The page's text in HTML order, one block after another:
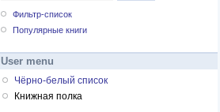
Фильтр-список
Популярные книги
User menu
Чёрно-белый список
Книжная полка